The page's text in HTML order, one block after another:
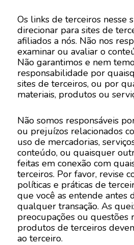
Os links de terceiros nesse
direcionar para sites de
afiliados a nós. Não nos
examinar ou avaliar o
Não garantimos e nem
responsabilidade por
sites de terceiros, ou por
materiais, produtos ou
Não somos responsáveis
ou prejuízos relacionados
uso de mercadorias,
conteúdo, ou quaisquer
feitas em conexão com
terceiros. Por favor, revise
políticas e práticas de
que você as entende antes
qualquer transação. As
preocupações ou questões
produtos de terceiros
ao terceiro.